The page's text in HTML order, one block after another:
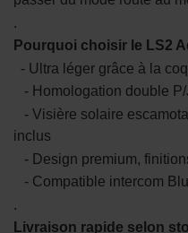
.
Pourquoi choisir le LS2
- Ultra léger grâce à la
- Homologation double
- Visière solaire
inclus
- Design premium,
- Compatible intercom
.
Livraison rapide selon